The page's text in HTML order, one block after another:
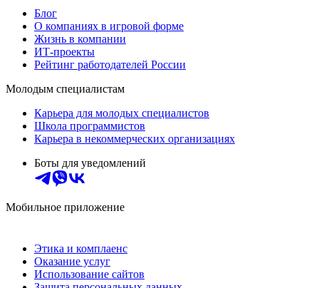
Блог
О компаниях в игровой форме
Жизнь в компании
ИТ-проекты
Рейтинг работодателей России
Молодым специалистам
Карьера для молодых специалистов
Школа программистов
Карьера в некоммерческих организациях
Боты для уведомлений
Мобильное приложение
Этика и комплаенс
Оказание услуг
Использование сайтов